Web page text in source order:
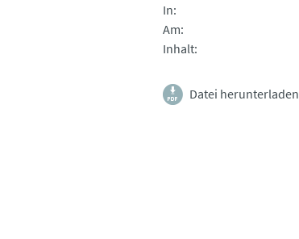
In
Am
Inhalt
Datei herunterladen